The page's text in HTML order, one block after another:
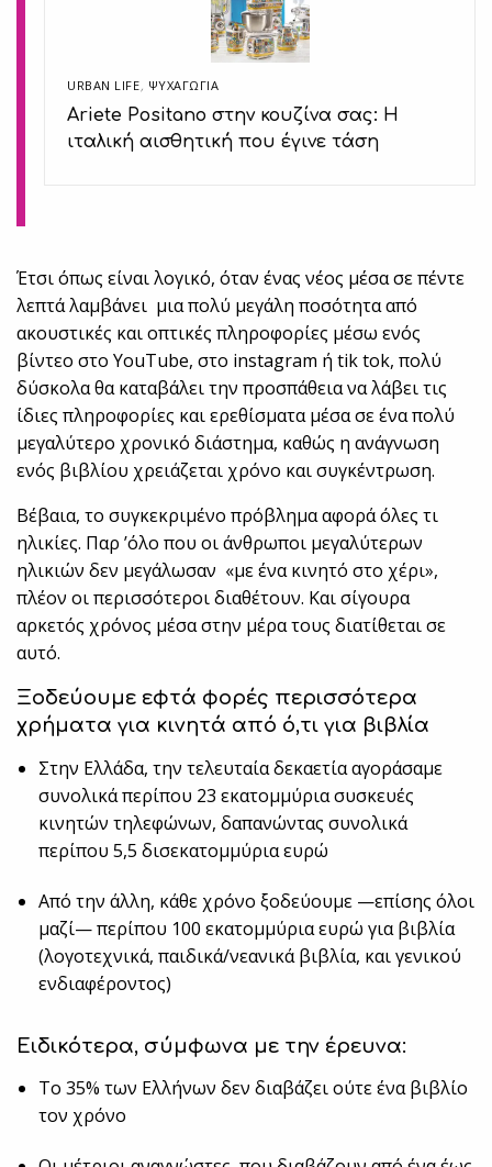
URBAN LIFE, ΨΥΧΑΓΩΓΙΑ
Ariete Positano στην κουζίνα σας: Η
ιταλική αισθητική που έγινε τάση
Έτσι όπως είναι λογικό, όταν ένας νέος μέσα σε πέντε
λεπτά λαμβάνει μια πολύ μεγάλη ποσότητα από
ακουστικές και οπτικές πληροφορίες μέσω ενός
βίντεο στο YouTube, στο instagram ή tik tοk, πολύ
δύσκολα θα καταβάλει την προσπάθεια να λάβει τις
ίδιες πληροφορίες και ερεθίσματα μέσα σε ένα πολύ
μεγαλύτερο χρονικό διάστημα, καθώς η ανάγνωση
ενός βιβλίου χρειάζεται χρόνο και συγκέντρωση.
Βέβαια, το συγκεκριμένο πρόβλημα αφορά όλες τι
ηλικίες. Παρ ’όλο που οι άνθρωποι μεγαλύτερων
ηλικιών δεν μεγάλωσαν «με ένα κινητό στο χέρι»,
πλέον οι περισσότεροι διαθέτουν. Και σίγουρα
αρκετός χρόνος μέσα στην μέρα τους διατίθεται σε
αυτό.
Ξοδεύουμε εφτά φορές περισσότερα
χρήματα για κινητά από ό,τι για βιβλία
Στην Ελλάδα, την τελευταία δεκαετία αγοράσαμε
συνολικά περίπου 23 εκατομμύρια συσκευές
κινητών τηλεφώνων, δαπανώντας συνολικά
περίπου 5,5 δισεκατομμύρια ευρώ
Από την άλλη, κάθε χρόνο ξοδεύουμε —επίσης όλοι
μαζί— περίπου 100 εκατομμύρια ευρώ για βιβλία
(λογοτεχνικά, παιδικά/νεανικά βιβλία, και γενικού
ενδιαφέροντος)
Ειδικότερα, σύμφωνα με την έρευνα:
Το 35% των Ελλήνων δεν διαβάζει ούτε ένα βιβλίο
τον χρόνο